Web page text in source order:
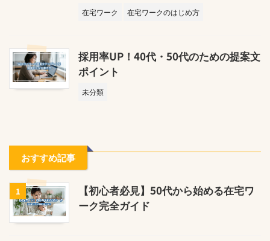
在宅ワーク 在宅ワークのはじめ方
採用率UP！40代・50代のための提案文
ポイント
未分類
おすすめ記事
1
【初心者必見】50代から始める在宅ワ
ーク完全ガイド